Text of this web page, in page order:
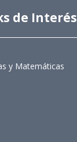
de Interés
y Matemáticas